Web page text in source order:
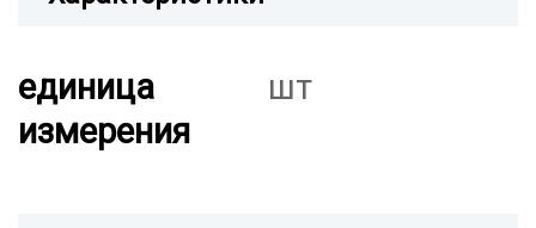
единица
измерения
шт